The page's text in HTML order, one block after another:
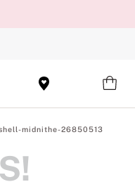
midnithe-26850513